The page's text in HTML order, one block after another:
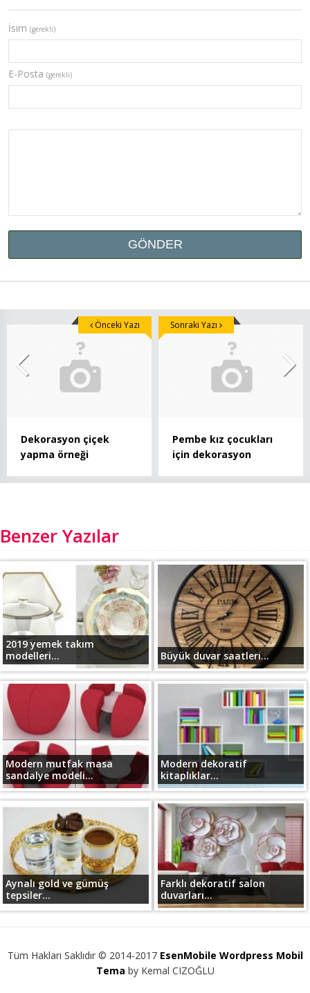
İsim (gerekli)
E-Posta (gerekli)
Dekorasyon çiçek
yapma örneği
Önceki Yazı
Pembe kız çocukları
için dekorasyon
Sonraki Yazı
Benzer Yazılar
2019 yemek takım
modelleri...
Büyük duvar saatleri...
Modern mutfak masa
sandalye modeli...
Modern dekoratif
kitaplıklar...
Aynalı gold ve gümüş
tepsiler...
Farklı dekoratif salon
duvarları...
Tüm Hakları Saklıdır © 2014-2017 EsenMobile Wordpress Mobil
Tema by Kemal CIZOĞLU